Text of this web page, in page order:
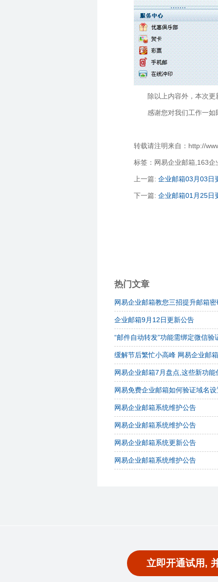
除以上内容外，本次
感谢您对我们工作一
转载请注明来自：http://
标签：网易企业邮箱,163
上一篇: 企业邮箱03月03日
下一篇: 企业邮箱01月25日
热门文章
网易企业邮箱教您三招提升邮箱
企业邮箱9月12日更新公告
“邮件自动转发”功能需绑定微信验
缓解节后繁忙小高峰 网易企业邮
网易企业邮箱7月盘点,这些新功能
网易免费企业邮箱如何验证域名设
网易企业邮箱系统维护公告
网易企业邮箱系统维护公告
网易企业邮箱系统更新公告
网易企业邮箱系统维护公告
立即开通试用,